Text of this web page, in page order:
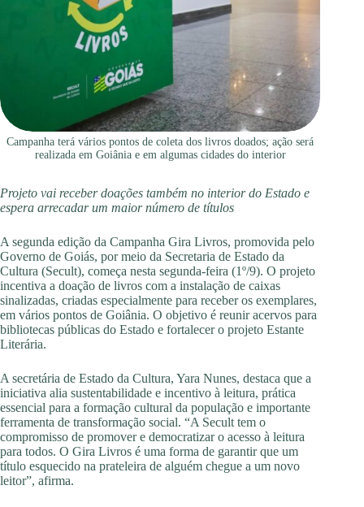
Campanha terá vários pontos de coleta dos livros doados; ação será
realizada em Goiânia e em algumas cidades do interior
Projeto vai receber doações também no interior do Estado e
espera arrecadar um maior número de títulos
A segunda edição da Campanha Gira Livros, promovida pelo
Governo de Goiás, por meio da Secretaria de Estado da
Cultura (Secult), começa nesta segunda-feira (1º/9). O projeto
incentiva a doação de livros com a instalação de caixas
sinalizadas, criadas especialmente para receber os exemplares,
em vários pontos de Goiânia. O objetivo é reunir acervos para
bibliotecas públicas do Estado e fortalecer o projeto Estante
Literária.
A secretária de Estado da Cultura, Yara Nunes, destaca que a
iniciativa alia sustentabilidade e incentivo à leitura, prática
essencial para a formação cultural da população e importante
ferramenta de transformação social. “A Secult tem o
compromisso de promover e democratizar o acesso à leitura
para todos. O Gira Livros é uma forma de garantir que um
título esquecido na prateleira de alguém chegue a um novo
leitor”, afirma.